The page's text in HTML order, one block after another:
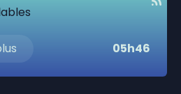
05h46